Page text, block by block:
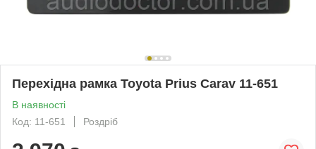
Перехідна рамка Toyota Prius Carav 11-651
В наявності
Код: 11-651
Роздріб